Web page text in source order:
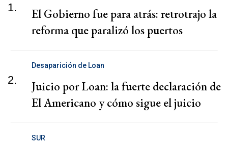
1.
El Gobierno fue para atrás: retrotrajo la
reforma que paralizó los puertos
2.
Desaparición de Loan
Juicio por Loan: la fuerte declaración de
El Americano y cómo sigue el juicio
SUR